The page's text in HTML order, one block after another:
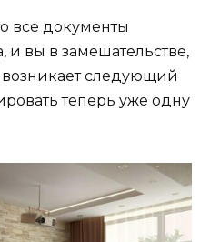
все документы
и вы в замешательстве,
возникает следующий
теперь уже одну